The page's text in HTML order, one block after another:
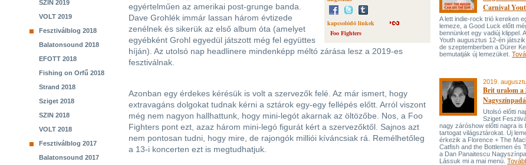
SZIN 2019
VOLT 2019
Fesztiválblog 2018
Balatonsound 2018
EFOTT 2018
Fishing on Orfű 2018
Strand 2018
Sziget 2018
SZIN 2018
VOLT 2018
Fesztiválblog 2017
Balatonsound 2017
kapcsolódó linkek
Foo Fighters
egyértelműen az amerikai post-grunge banda.
Dave Grohlék immár lassan három évtizede
zenélnek és sikerük az első album óta (amelyet
egyébként Grohl egyedül játszott még fel együttes
híján). Az utolsó nap headlinere mindenképp méltó zárása lesz a 2019-es
fesztiválnak.
Azonban egy érdekes kérésük is volt a szervezők felé. Az már ismert, hogy
extravagáns dolgokat tudnak kérni a sztárok egy-egy fellépés előtt. Arról viszont
még nem nagyon hallhattunk, hogy mini-legót akarnak az öltözőbe. Nos, a Foo
Fighters pont ezt, azaz három mini-legó figurát kért a szervezőktől. Sajnos azt
nem pontosan tudni, hogy mire, de rajongók milliói kíváncsiak rá. Remélhetőleg
a 13-i koncerten ezt is megtudhatjuk.
Carnival
A lett indie-rock trió kereken
lemeze, a Good Luck előtt
bennünket egy vadiúj klippel.
Youth augusztus 12-én játszik
de szeptemberben a Dürer
bemutatják új lemezüket.
2019.
Brit uralom a
Utolsó előtti
Sziget
nagy záróshow előtti napra is
tartogat világsztárokat. Új
érkezik a Florence + The
Catfish and the Bottlemen és
a Dan Panaitescu
Lássuk mi a mai menü.